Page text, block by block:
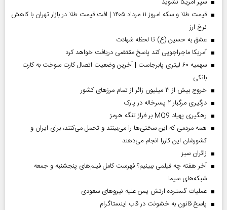
قیمت طلا و سکه امروز ۱۱ مرداد ۱۴۰۵ | افت قیمت طلا در بازار تهران با کاهش
نرخ ارز
عشق به حسین (ع) تا لحظه شهادت
آمریکا ماجراجویی کند پاسخ مقتضی دریافت خواهد کرد
سهمیه ۶۰ لیتری پابرجاست | آخرین وضعیت اتصال کارت سوخت به کارت
بانکی
خروج بیش از ۳ میلیون زائر از تمام مرز‌های کشور
درگیری مرگبار ۲ پسرخاله در پارک
رهگیری پهپاد MQ9 بر فراز تنگه هرمز
همه مردمی که این سختی‌ها را می‌بینند و تحمل می‌کنند، برای ایران و
کشورشان این کاررا انجام می‌دهند
‌زائران سبز
آخر هفته چه فیلمی ببینیم؟ فهرست کامل فیلم‌های پنجشنبه و جمعه
شبکه‌های سیما
عملیات گسترده ارتش یمن علیه نیروهای سعودی
پاسخ قانون به خشونت در قاب اینستاگرام